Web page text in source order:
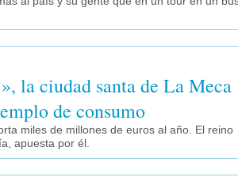
la ciudad santa de La Meca
de consumo
miles de millones de euros al año. El reino
apuesta por él.